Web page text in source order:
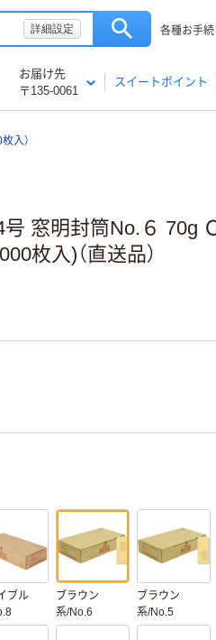
詳細設定 各種お手続
お届け先
〒135-0061
スイートポイント
入）
窓明封筒No.６ 70g
枚入)（直送品）
ブル
ブラウン
系/No.6
ブラウン
系/No.5